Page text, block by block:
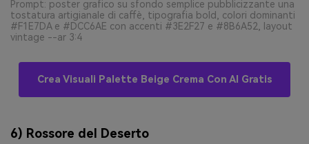
Prompt: poster grafico su sfondo semplice pubblicizzante una
tostatura artigianale di caffè, tipografia bold, colori dominanti
#F1E7DA e #DCC6AE con accenti #3E2F27 e #8B6A52, layout
vintage --ar 3:4
Crea Visuali Palette Beige Crema Con AI Gratis
6) Rossore del Deserto